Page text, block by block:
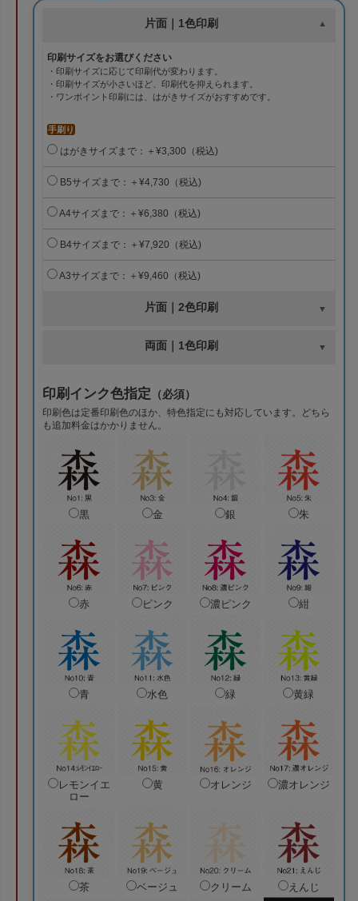
片面｜1色印刷
印刷サイズをお選びください
・印刷サイズに応じて印刷代が変わります。
・印刷サイズが小さいほど、印刷代を抑えられます。
・ワンポイント印刷には、はがきサイズがおすすめです。
手刷り
はがきサイズまで：＋¥3,300（税込)
B5サイズまで：＋¥4,730（税込)
A4サイズまで：＋¥6,380（税込)
B4サイズまで：＋¥7,920（税込)
A3サイズまで：＋¥9,460（税込)
片面｜2色印刷
両面｜1色印刷
印刷インク色指定 （必須）
印刷色は定番印刷色のほか、特色指定にも対応しています。どちら
も追加料金はかかりません。
黒 金 銀 朱
赤 ピンク 濃ピンク 紺
青 水色 緑 黄緑
レモンイエ
ロー
黄 オレンジ 濃オレンジ
茶 ベージュ クリーム えんじ